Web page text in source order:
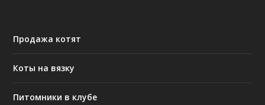
Продажа котят
Коты на вязку
Питомники в клубе